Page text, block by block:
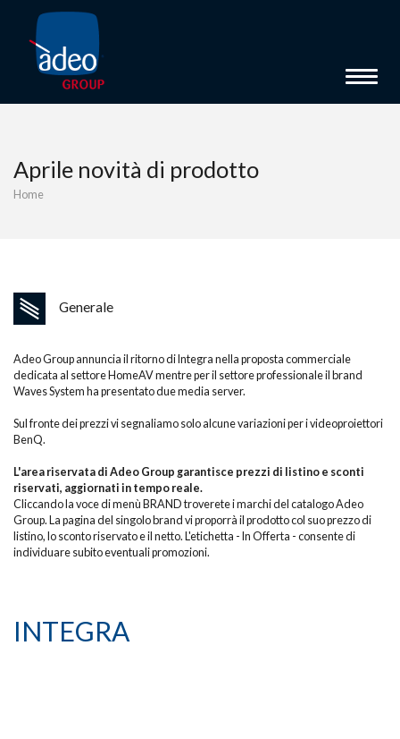
Toggle
Aprile novità di prodotto
Home
Generale
Adeo Group annuncia il ritorno di Integra nella proposta commerciale
dedicata al settore HomeAV mentre per il settore professionale il brand
Waves System ha presentato due media server.
Sul fronte dei prezzi vi segnaliamo solo alcune variazioni per i videoproiettori
BenQ.
L'area riservata di Adeo Group garantisce prezzi di listino e sconti
riservati, aggiornati in tempo reale.
Cliccando la voce di menù BRAND troverete i marchi del catalogo Adeo
Group. La pagina del singolo brand vi proporrà il prodotto col suo prezzo di
listino, lo sconto riservato e il netto. L'etichetta - In Offerta - consente di
individuare subito eventuali promozioni.
INTEGRA